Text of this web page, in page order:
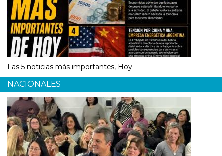
Las 5 noticias más importantes, Hoy
NACIONALES